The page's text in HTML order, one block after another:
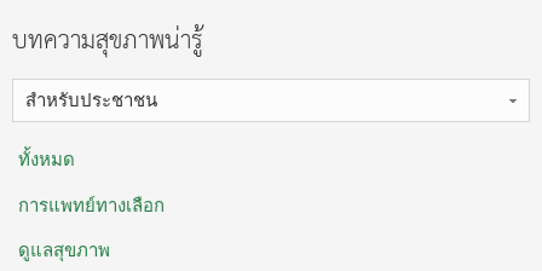
บทความสุขภาพน่ารู้
สำหรับประชาชน
ทั้งหมด
การแพทย์ทางเลือก
ดูแลสุขภาพ